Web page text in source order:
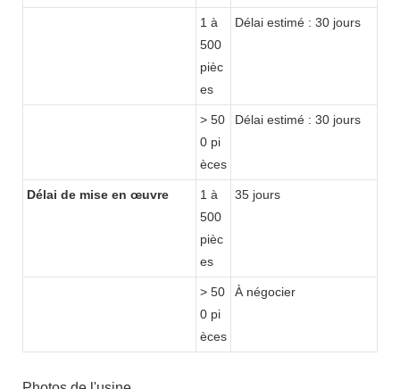
1 à
500
pièc
es
Délai estimé : 30 jours
> 50
0 pi
èces
Délai estimé : 30 jours
Délai de mise en œuvre
1 à
500
pièc
es
35 jours
> 50
0 pi
èces
À négocier